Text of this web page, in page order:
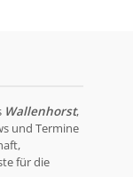
Wallenhorst,
und Termine
für die